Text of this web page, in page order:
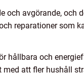
och avgörande,
reparationer som
hållbara och
att fler hushåll